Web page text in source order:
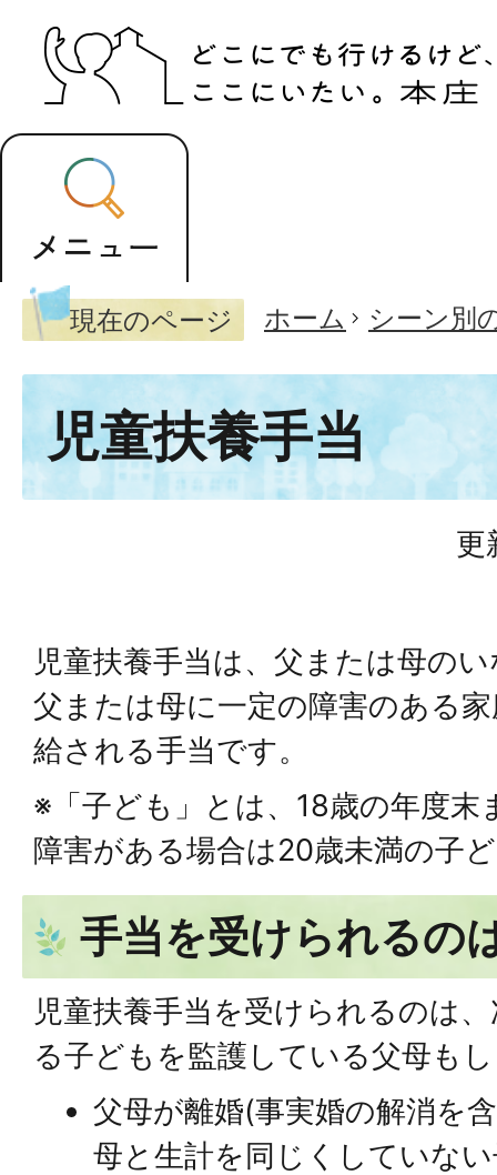
現在のページ ホーム シーン別
児童扶養手当
更
児童扶養手当は、父または母の
父または母に一定の障害のある
給される手当です。
※「子ども」とは、18歳の年度末
障害がある場合は20歳未満の子
手当を受けられるの
児童扶養手当を受けられるのは
る子どもを監護している父母も
父母が離婚(事実婚の解消を
母と生計を同じくしていな